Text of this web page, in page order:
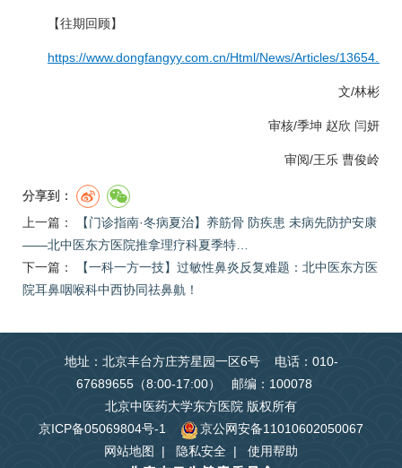
【往期回顾】
https://www.dongfangyy.com.cn/Html/News/Articles/13654.html
文/林彬
审核/季坤 赵欣 闫妍
审阅/王乐 曹俊岭
分享到：
上一篇：
【门诊指南·冬病夏治】养筋骨 防疾患 未病先防护安康
——北中医东方医院推拿理疗科夏季特…
下一篇：
【一科一方一技】过敏性鼻炎反复难题：北中医东方医
院耳鼻咽喉科中西协同祛鼻鼽！
地址：北京丰台方庄芳星园一区6号 电话：010-
67689655（8:00-17:00） 邮编：100078
北京中医药大学东方医院 版权所有
京ICP备05069804号-1
京公网安备11010602050067
网站地图
| 隐私安全 | 使用帮助